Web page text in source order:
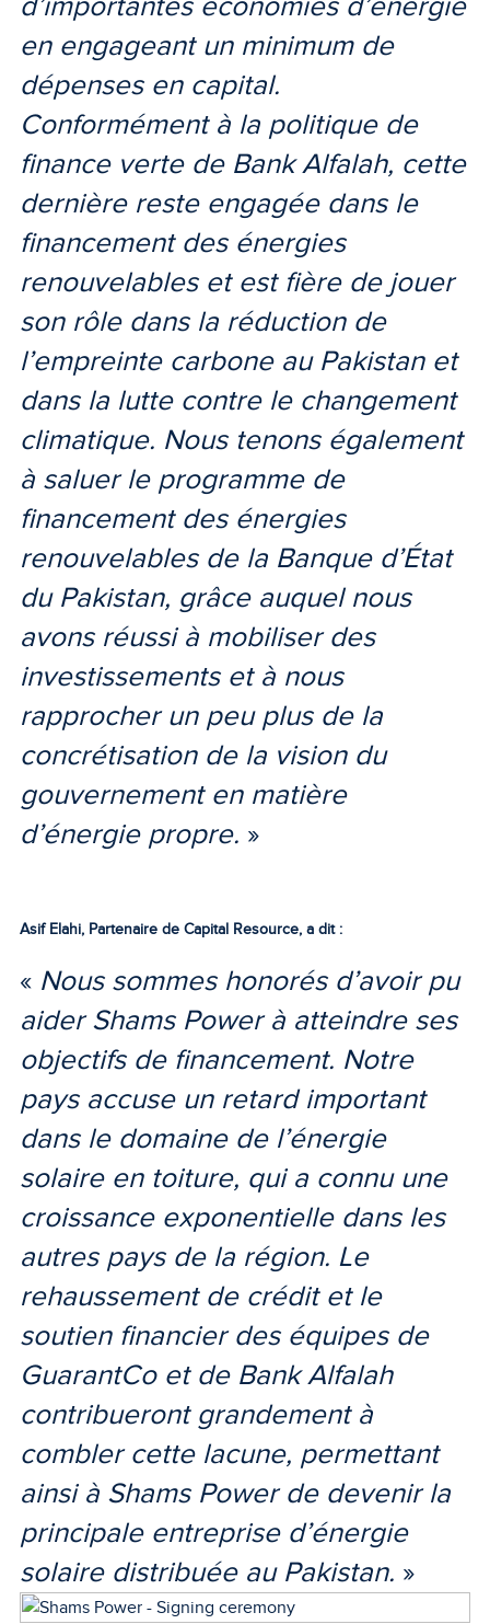
en engageant un minimum de
dépenses en capital.
Conformément à la politique de
finance verte de Bank Alfalah, cette
dernière reste engagée dans le
financement des énergies
renouvelables et est fière de jouer
son rôle dans la réduction de
l’empreinte carbone au Pakistan et
dans la lutte contre le changement
climatique. Nous tenons également
à saluer le programme de
financement des énergies
renouvelables de la Banque d’État
du Pakistan, grâce auquel nous
avons réussi à mobiliser des
investissements et à nous
rapprocher un peu plus de la
concrétisation de la vision du
gouvernement en matière
d’énergie propre. »
Asif Elahi, Partenaire de Capital Resource, a dit :
« Nous sommes honorés d’avoir pu
aider Shams Power à atteindre ses
objectifs de financement. Notre
pays accuse un retard important
dans le domaine de l’énergie
solaire en toiture, qui a connu une
croissance exponentielle dans les
autres pays de la région. Le
rehaussement de crédit et le
soutien financier des équipes de
GuarantCo et de Bank Alfalah
contribueront grandement à
combler cette lacune, permettant
ainsi à Shams Power de devenir la
principale entreprise d’énergie
solaire distribuée au Pakistan. »